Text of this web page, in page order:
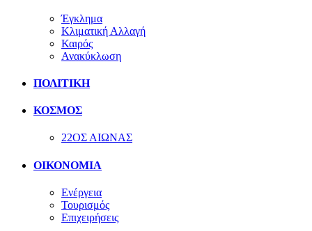
Έγκλημα
Κλιματική Αλλαγή
Καιρός
Ανακύκλωση
ΠΟΛΙΤΙΚΗ
ΚΟΣΜΟΣ
22ΟΣ ΑΙΩΝΑΣ
ΟΙΚΟΝΟΜΙΑ
Ενέργεια
Τουρισμός
Επιχειρήσεις